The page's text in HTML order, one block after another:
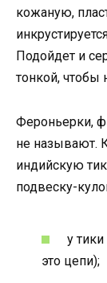
кожаную,
Подойдет и
тонкой, чтобы
Фероньерки,
не называют.
индийскую
подвеску-
у
это цепи);